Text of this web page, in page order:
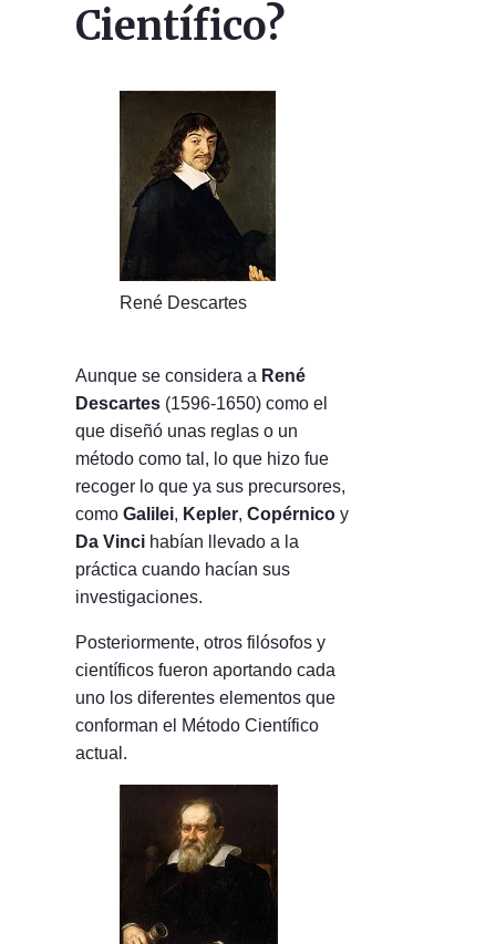
Científico?
René Descartes
Aunque se considera a René
Descartes (1596-1650) como el
que diseñó unas reglas o un
método como tal, lo que hizo fue
recoger lo que ya sus precursores,
como Galilei, Kepler, Copérnico y
Da Vinci habían llevado a la
práctica cuando hacían sus
investigaciones.
Posteriormente, otros filósofos y
científicos fueron aportando cada
uno los diferentes elementos que
conforman el Método Científico
actual.